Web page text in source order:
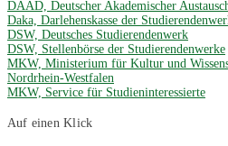
DAAD, Deutscher Akademischer
Daka, Darlehenskasse der
DSW, Deutsches Studierendenwerk
DSW, Stellenbörse der Studierendenwerke
MKW, Ministerium für Kultur und
Nordrhein-Westfalen
MKW, Service für Studieninteressierte
Auf einen Klick